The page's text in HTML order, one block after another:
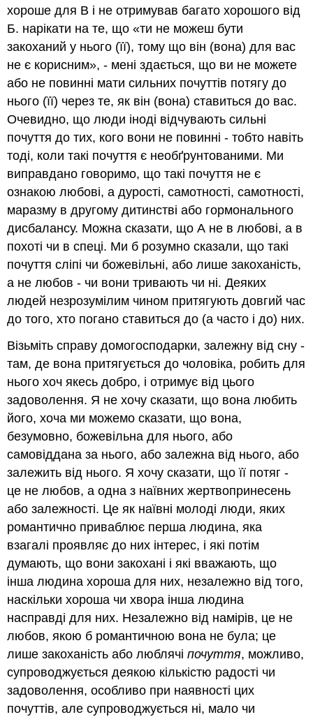
хороше для B і не отримував багато хорошого від
Б. нарікати на те, що «ти не можеш бути
закоханий у нього (її), тому що він (вона) для вас
не є корисним», - мені здається, що ви не можете
або не повинні мати сильних почуттів потягу до
нього (її) через те, як він (вона) ставиться до вас.
Очевидно, що люди іноді відчувають сильні
почуття до тих, кого вони не повинні - тобто навіть
тоді, коли такі почуття є необґрунтованими. Ми
виправдано говоримо, що такі почуття не є
ознакою любові, а дурості, самотності, самотності,
маразму в другому дитинстві або гормонального
дисбалансу. Можна сказати, що А не в любові, а в
похоті чи в спеці. Ми б розумно сказали, що такі
почуття сліпі чи божевільні, або лише закоханість,
а не любов - чи вони тривають чи ні. Деяких
людей незрозумілим чином притягують довгий час
до того, хто погано ставиться до (а часто і до) них.
Візьміть справу домогосподарки, залежну від сну -
там, де вона притягується до чоловіка, робить для
нього хоч якесь добро, і отримує від цього
задоволення. Я не хочу сказати, що вона любить
його, хоча ми можемо сказати, що вона,
безумовно, божевільна для нього, або
самовіддана за нього, або залежна від нього, або
залежить від нього. Я хочу сказати, що її потяг -
це не любов, а одна з наївних жертвопринесень
або залежності. Це як наївні молоді люди, яких
романтично приваблює перша людина, яка
взагалі проявляє до них інтерес, і які потім
думають, що вони закохані і які вважають, що
інша людина хороша для них, незалежно від того,
наскільки хороша чи хвора інша людина
насправді для них. Незалежно від намірів, це не
любов, якою б романтичною вона не була; це
лише закоханість або люблячіпочуття, можливо,
супроводжується деякою кількістю радості чи
задоволення, особливо при наявності цих
почуттів, але супроводжується ні, мало чи